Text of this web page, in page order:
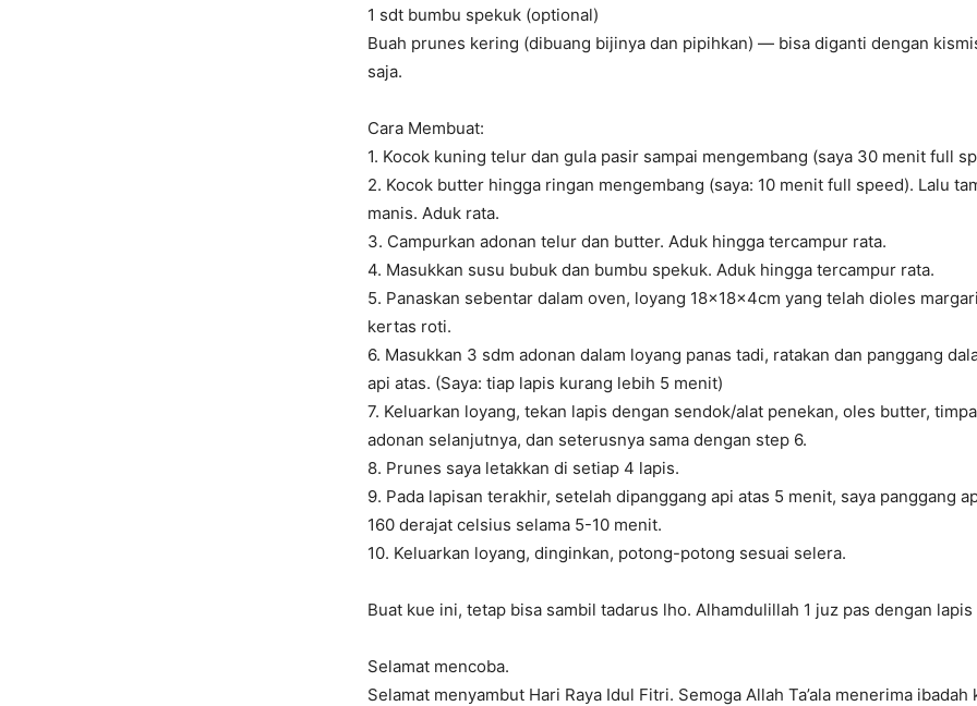
1 sdt bumbu spekuk (optional)
Buah prunes kering (dibuang bijinya dan pipihkan) — bisa diganti dengan
saja.
Cara Membuat:
1. Kocok kuning telur dan gula pasir sampai mengembang (saya 30 menit full
2. Kocok butter hingga ringan mengembang (saya: 10 menit full speed). Lalu
manis. Aduk rata.
3. Campurkan adonan telur dan butter. Aduk hingga tercampur rata.
4. Masukkan susu bubuk dan bumbu spekuk. Aduk hingga tercampur rata.
5. Panaskan sebentar dalam oven, loyang 18x18x4cm yang telah dioles
kertas roti.
6. Masukkan 3 sdm adonan dalam loyang panas tadi, ratakan dan panggang
api atas. (Saya: tiap lapis kurang lebih 5 menit)
7. Keluarkan loyang, tekan lapis dengan sendok/alat penekan, oles butter,
adonan selanjutnya, dan seterusnya sama dengan step 6.
8. Prunes saya letakkan di setiap 4 lapis.
9. Pada lapisan terakhir, setelah dipanggang api atas 5 menit, saya panggang
160 derajat celsius selama 5-10 menit.
10. Keluarkan loyang, dinginkan, potong-potong sesuai selera.
Buat kue ini, tetap bisa sambil tadarus lho. Alhamdulillah 1 juz pas dengan
Selamat mencoba.
Selamat menyambut Hari Raya Idul Fitri. Semoga Allah Ta’ala menerima ibadah